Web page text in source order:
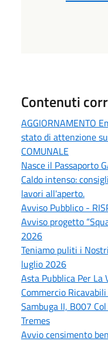
Contenuti
AGGIORNAMENTO
stato di attenzione su
COMUNALE
Nasce il Passaporto
Caldo intenso:
lavori all'aperto.
Avviso Pubblico -
Avviso progetto
2026
Teniamo puliti i
luglio 2026
Asta Pubblica Per La
Commercio
Sambuga II, B007
Tremes
Avvio censimento